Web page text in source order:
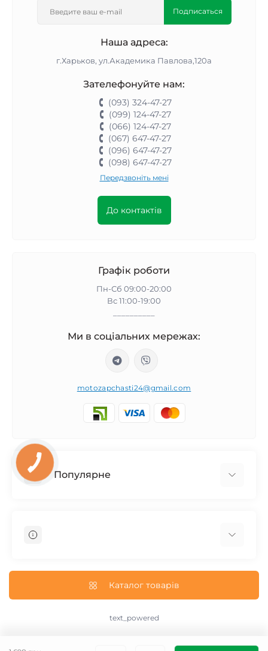
Подписаться
Наша адреса:
г.Харьков, ул.Академика Павлова,120а
Зателефонуйте нам:
(093) 324-47-27
(099) 124-47-27
(066) 124-47-27
(067) 647-47-27
(096) 647-47-27
(098) 647-47-27
Передзвоніть мені
До контактів
Графік роботи
Пн-Сб 09:00-20:00
Вс 11:00-19:00
Ми в соціальних мережах:
motozapchasti24@gmail.com
Популярне
Запчасти на мотоцикл Ява
Запчасти на мотоцикл Восход
Запчасти на Дельту / Delta
Запчасти на скутер Honda
Доставка и Оплата
Пользовательское соглашение
Каталог товарів
text_powered